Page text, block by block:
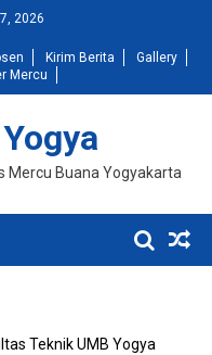
2026
Kirim Berita
Gallery
Mercu
Mercu Buana Yogyakarta
Teknik UMB Yogya